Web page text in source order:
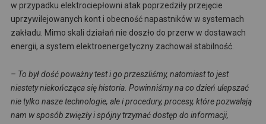
w przypadku elektrociepłowni atak poprzedziły przejęcie
uprzywilejowanych kont i obecność napastników w systemach
zakładu. Mimo skali działań nie doszło do przerw w dostawach
energii, a system elektroenergetyczny zachował stabilność.
– To był dość poważny test i go przeszliśmy, natomiast to jest
niestety niekończąca się historia. Powinniśmy na co dzień ulepszać
nie tylko nasze technologie, ale i procedury, procesy, które pozwalają
nam w sposób zwięzły i spójny trzymać dostęp do informacji,